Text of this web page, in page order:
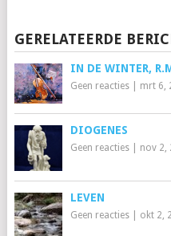
GERELATEERDE
IN DE WINTER,
Geen reacties| mrt 6,
DIOGENES
Geen reacties| nov 2,
LEVEN
Geen reacties| okt 2,